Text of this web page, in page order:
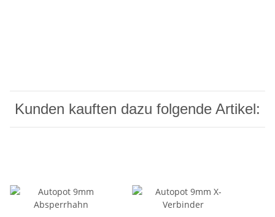
Kunden kauften dazu folgende Artikel: